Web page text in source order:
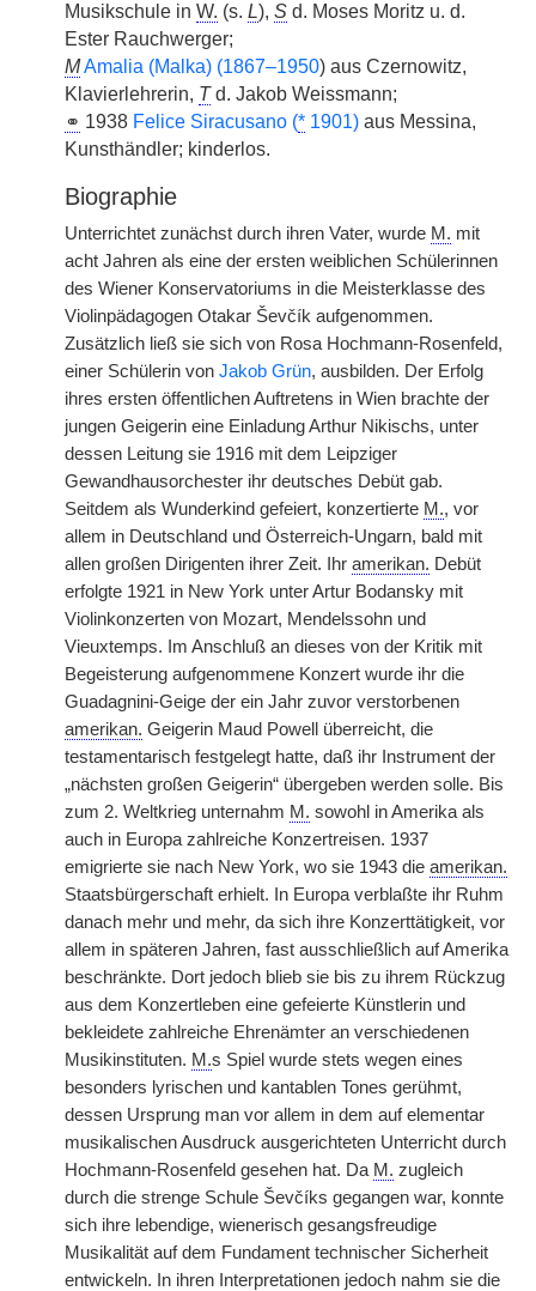
Musikschule in W. (s. L), S d. Moses Moritz u. d.
Ester Rauchwerger;
MAmalia (Malka) (1867–1950) aus Czernowitz,
Klavierlehrerin, Td. Jakob Weissmann;
⚭ 1938 Felice Siracusano (* 1901) aus Messina,
Kunsthändler; kinderlos.
Biographie
Unterrichtet zunächst durch ihren Vater, wurde M. mit
acht Jahren als eine der ersten weiblichen Schülerinnen
des Wiener Konservatoriums in die Meisterklasse des
Violinpädagogen Otakar Ševčík aufgenommen.
Zusätzlich ließ sie sich von Rosa Hochmann-Rosenfeld,
einer Schülerin von Jakob Grün, ausbilden. Der Erfolg
ihres ersten öffentlichen Auftretens in Wien brachte der
jungen Geigerin eine Einladung Arthur Nikischs, unter
dessen Leitung sie 1916 mit dem Leipziger
Gewandhausorchester ihr deutsches Debüt gab.
Seitdem als Wunderkind gefeiert, konzertierte M., vor
allem in Deutschland und Österreich-Ungarn, bald mit
allen großen Dirigenten ihrer Zeit. Ihr amerikan. Debüt
erfolgte 1921 in New York unter Artur Bodansky mit
Violinkonzerten von Mozart, Mendelssohn und
Vieuxtemps. Im Anschluß an dieses von der Kritik mit
Begeisterung aufgenommene Konzert wurde ihr die
Guadagnini-Geige der ein Jahr zuvor verstorbenen
amerikan. Geigerin Maud Powell überreicht, die
testamentarisch festgelegt hatte, daß ihr Instrument der
„nächsten großen Geigerin“ übergeben werden solle. Bis
zum 2. Weltkrieg unternahm M. sowohl in Amerika als
auch in Europa zahlreiche Konzertreisen. 1937
emigrierte sie nach New York, wo sie 1943 die amerikan.
Staatsbürgerschaft erhielt. In Europa verblaßte ihr Ruhm
danach mehr und mehr, da sich ihre Konzerttätigkeit, vor
allem in späteren Jahren, fast ausschließlich auf Amerika
beschränkte. Dort jedoch blieb sie bis zu ihrem Rückzug
aus dem Konzertleben eine gefeierte Künstlerin und
bekleidete zahlreiche Ehrenämter an verschiedenen
Musikinstituten. M.s Spiel wurde stets wegen eines
besonders lyrischen und kantablen Tones gerühmt,
dessen Ursprung man vor allem in dem auf elementar
musikalischen Ausdruck ausgerichteten Unterricht durch
Hochmann-Rosenfeld gesehen hat. Da M. zugleich
durch die strenge Schule Ševčíks gegangen war, konnte
sich ihre lebendige, wienerisch gesangsfreudige
Musikalität auf dem Fundament technischer Sicherheit
entwickeln. In ihren Interpretationen jedoch nahm sie die